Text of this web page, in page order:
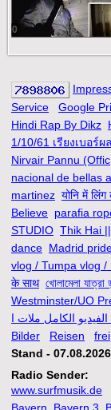
0
Service
Google
Hindi Rap By Dikz
1/10/61 เรียงเบอร์ผล
Nirvair Pannu (Offic
nacional de bellas a
martinez योनि में
Believe parafia
STUDIO Thik Hai
dance Madrid
vlog / Tumpa vlog /
के साथ খোলামেলা যাত্রা
Westminster/UO
الكامل ملات ا
Bilder
Reisen
frei
Stand -
Radio Sender:
www.surfmusik.de
Bayern
Bayern 3